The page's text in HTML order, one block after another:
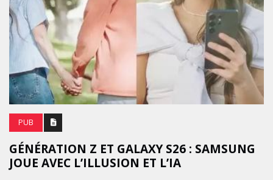
PUB
GÉNÉRATION Z ET GALAXY S26 : SAMSUNG
JOUE AVEC L’ILLUSION ET L’IA